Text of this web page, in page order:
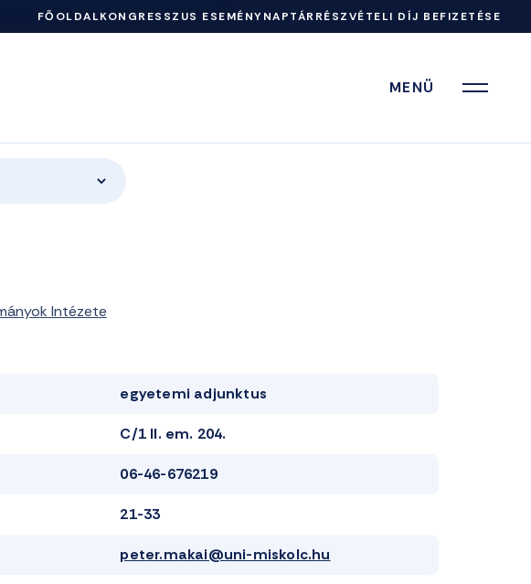
FŐOLDALKONGRESSZUS ESEMÉNYNAPTÁRRÉSZVÉTELI DÍJ BEFIZETÉSE
MENÜ
Intézete
egyetemi adjunktus
C/1 II. em. 204.
06-46-676219
21-33
peter.makai@uni-miskolc.hu